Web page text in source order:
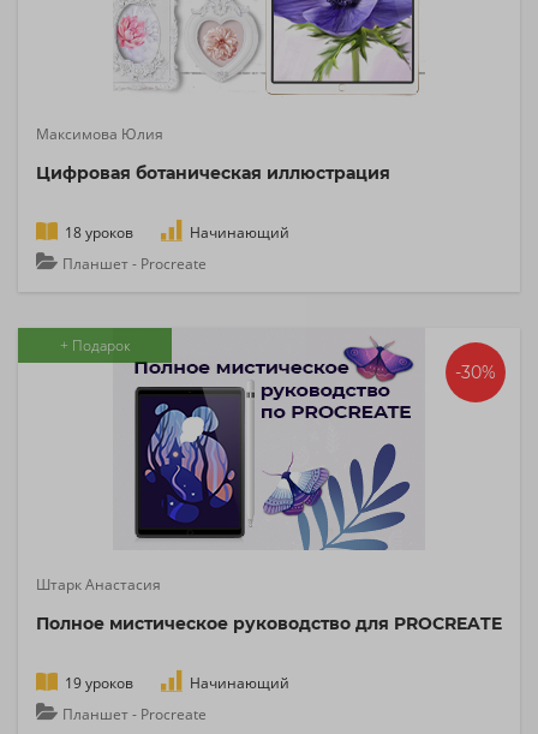
Максимова Юлия
Цифровая ботаническая иллюстрация
18 уроков
Начинающий
Планшет - Procreate
+ Подарок
-30%
Штарк Анастасия
Полное мистическое руководство для PROCREATE
19 уроков
Начинающий
Планшет - Procreate